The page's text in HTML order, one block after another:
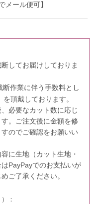
メール便可】
してお届けしておりま
作業に伴う手数料とし
頂戴しております。
必要なカット数に応じ
。
ご注文後に金額を修
のでご確認をお願いい
に生地（カット生地・
PayPayでのお支払いが
ご了承ください。
：